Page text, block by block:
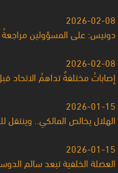
2026-02-08
دونيس: على المسؤولين مراجعةُ
2026-02-08
إصاباتُ مختلفةٌ تداهمُ الاتحاد
2026-01-15
الهلال يخالص المالكي.. وينتقل
2026-01-15
العضلة الخلفية تبعد سالم الدوسري